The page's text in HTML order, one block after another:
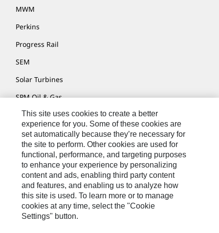
MWM
Perkins
Progress Rail
SEM
Solar Turbines
SPM Oil & Gas
Turner Powertrain Systems
Contact
Site Map
Accessibility
Cookie Settings
Do Not Sell Or Share My Personal Information
This site uses cookies to create a better
experience for you. Some of these cookies are
set automatically because they’re necessary for
the site to perform. Other cookies are used for
functional, performance, and targeting purposes
to enhance your experience by personalizing
content and ads, enabling third party content
and features, and enabling us to analyze how
this site is used. To learn more or to manage
cookies at any time, select the "Cookie
Settings" button.